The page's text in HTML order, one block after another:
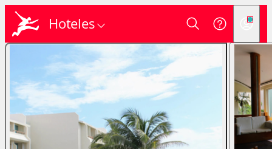
Hoteles